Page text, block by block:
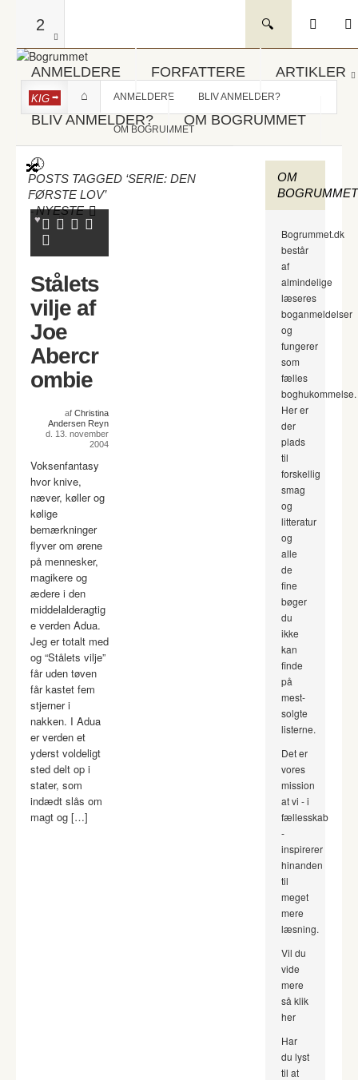
2
ANMELDERE FORFATTERE ARTIKLER
BLIV ANMELDER? OM BOGRUMMET
KIG ANMELDERE BLIV ANMELDER?
OM BOGRUMMET
POSTS TAGGED ‘SERIE: DEN
FØRSTE LOV’
-NYESTE
Stålets
vilje af
Joe
Abercr
ombie
af Christina
Andersen Reyn
d. 13. november
2004
Voksenfantasy
hvor knive,
næver, køller og
kølige
bemærkninger
flyver om ørene
på mennesker,
magikere og
ædere i den
middelalderagtig
e verden Adua.
Jeg er totalt med
og “Stålets vilje”
får uden tøven
får kastet fem
stjerner i
nakken. I Adua
er verden et
yderst voldeligt
sted delt op i
stater, som
indædt slås om
magt og […]
OM
BOGRUMMET
Bogrummet.dk
består
af
almindelige
læseres
boganmeldelser
og
fungerer
som
fælles
boghukommelse.
Her er
der
plads
til
forskellig
smag
og
litteratur
og
alle
de
fine
bøger
du
ikke
kan
finde
på
mest-
solgte
listerne.
Det er
vores
mission
at vi - i
fællesskab
-
inspirerer
hinanden
til
meget
mere
læsning.
Vil du
vide
mere
så klik
her
Har
du lyst
til at